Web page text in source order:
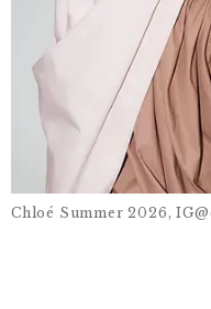
Chloé Summer 2026,